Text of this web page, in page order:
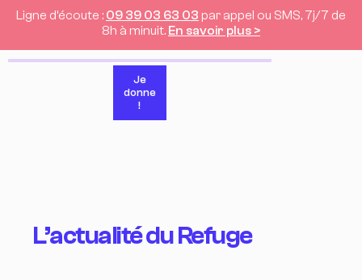
Ligne d’écoute : 09 39 03 63 03 par appel ou SMS, 7j/7 de
8h à minuit. En savoir plus >
Je
donne
!
L’actualité du Refuge